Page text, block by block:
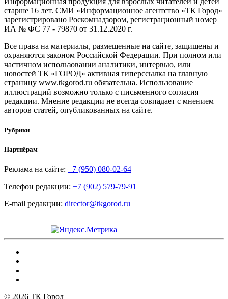
старше 16 лет. СМИ «Информационное агентство «ТК Город»
зарегистрировано Роскомнадзором, регистрационный номер
ИА № ФС 77 - 79870 от 31.12.2020 г.
Все права на материалы, размещенные на сайте, защищены и
охраняются законом Российской Федерации. При полном или
частичном использовании аналитики, интервью, или
новостей ТК «ГОРОД» активная гиперссылка на главную
страницу www.tkgorod.ru обязательна. Использование
иллюстраций возможно только с письменного согласия
редакции. Мнение редакции не всегда совпадает с мнением
авторов статей, опубликованных на сайте.
Рубрики
Партнёрам
Реклама на сайте: +7 (950) 080-02-64
Телефон редакции: +7 (902) 579-79-91
E-mail редакции: director@tkgorod.ru
© 2026 ТК Город